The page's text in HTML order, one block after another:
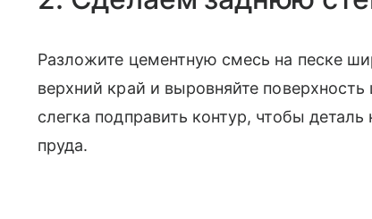
Разложите цементную смесь на песке
верхний край и выровняйте
слегка подправить контур, чтобы
пруда.